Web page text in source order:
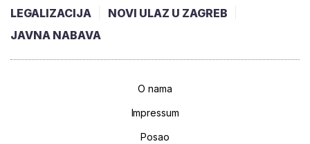
LEGALIZACIJA
NOVI ULAZ U ZAGREB
JAVNA NABAVA
O nama
Impressum
Posao